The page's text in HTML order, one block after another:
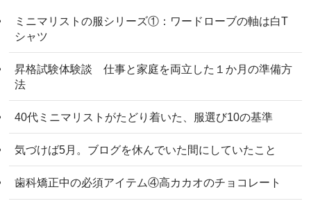
ミニマリストの服シリーズ①：ワードローブの軸は白T
シャツ
昇格試験体験談 仕事と家庭を両立した１か月の準備方
法
40代ミニマリストがたどり着いた、服選び10の基準
気づけば5月。ブログを休んでいた間にしていたこと
歯科矯正中の必須アイテム④高カカオのチョコレート